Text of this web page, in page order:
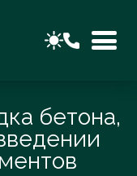
бетона,